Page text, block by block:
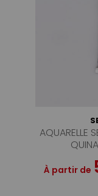
AQUARELLE
À partir de